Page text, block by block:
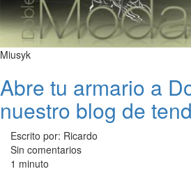
Miusyk
Abre tu armario a
nuestro blog de
Escrito por: Ricardo
Sin comentarios
1 minuto